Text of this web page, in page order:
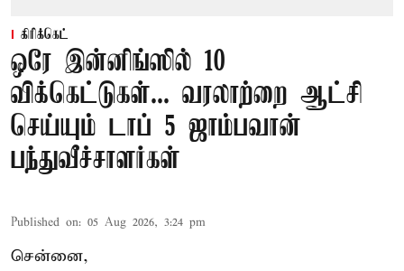
கிரிக்கெட்
ஒரே இன்னிங்ஸில் 10
விக்கெட்டுகள்... வரலாற்றை ஆட்சி
செய்யும் டாப் 5 ஜாம்பவான்
பந்துவீச்சாளர்கள்
Published on: 05 Aug 2026, 3:24 pm
சென்னை,